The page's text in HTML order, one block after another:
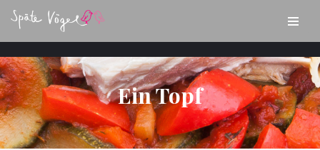
Zum
Inhalt
springen
Ein Topf